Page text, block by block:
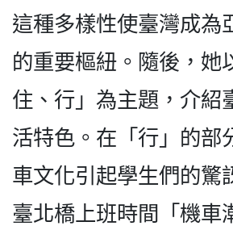
這種多樣性使臺灣成為
的重要樞紐。隨後，她
住、行」為主題，介紹
活特色。在「行」的部
車文化引起學生們的驚
臺北橋上班時間「機車